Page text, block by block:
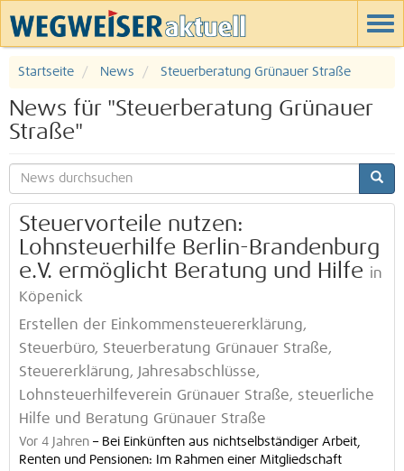
Startseite News Steuerberatung Grünauer Straße
News für "Steuerberatung Grünauer
Straße"
Steuervorteile nutzen:
Lohnsteuerhilfe Berlin-Brandenburg
e.V. ermöglicht Beratung und Hilfe in
Köpenick
Erstellen der Einkommensteuererklärung,
Steuerbüro, Steuerberatung Grünauer Straße,
Steuererklärung, Jahresabschlüsse,
Lohnsteuerhilfeverein Grünauer Straße, steuerliche
Hilfe und Beratung Grünauer Straße
Vor 4 Jahren – Bei Einkünften aus nichtselbständiger Arbeit,
Renten und Pensionen: Im Rahmen einer Mitgliedschaft